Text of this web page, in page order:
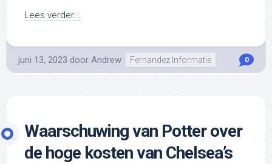
Lees verder...
juni 13, 2023 door Andrew Fernandez Informatie 0
Waarschuwing van Potter over
de hoge kosten van Chelsea’s